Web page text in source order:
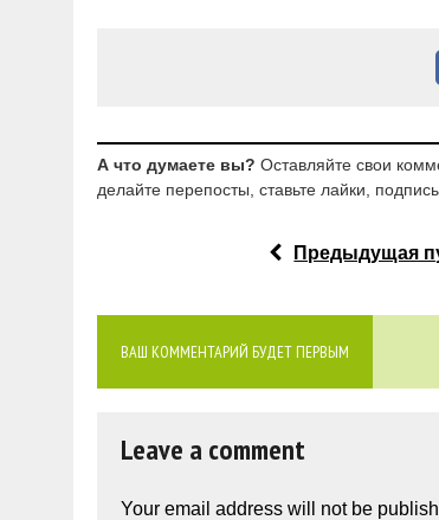
А что думаете вы? Оставляйте свои
делайте перепосты, ставьте лайки,
Предыдущая
ВАШ КОММЕНТАРИЙ БУДЕТ ПЕРВЫМ
Leave a comment
Your email address will not be